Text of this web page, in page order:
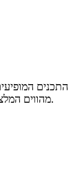
התכנים
מהווים המלצה, תחליף להתייעצות עם מומחה או קבלת ייעוץ רפואי.